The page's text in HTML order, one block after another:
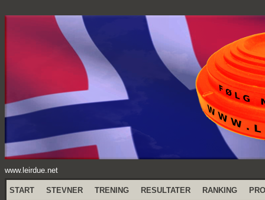
www.leirdue.net
START STEVNER TRENING RESULTATER RANKING